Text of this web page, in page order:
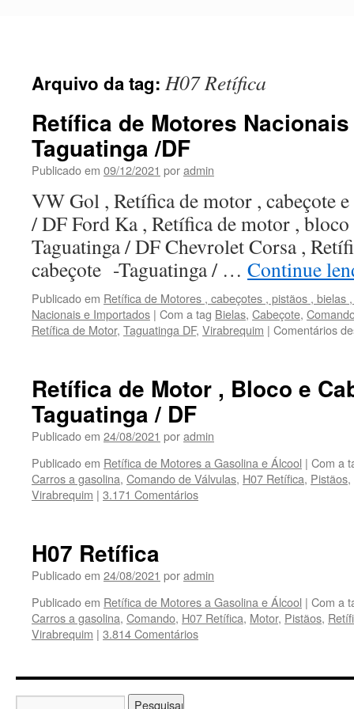
Arquivo da tag: H07 Retífica
Retífica de Motores
Taguatinga /DF
Publicado em 09/12/2021 poradmin
VW Gol , Retífica de motor , cabeçote
/ DF Ford Ka , Retífica de motor ,
Taguatinga / DF Chevrolet Corsa ,
cabeçote -Taguatinga / … Continue
Publicado em Retífica de Motores , cabeçotes , pistãos , bielas
Nacionais e Importados | Com a tag Bielas, Cabeçote,
Retífica de Motor, Taguatinga DF, Virabrequim | Comentários
Retífica de Motor , Bloco e
Taguatinga / DF
Publicado em 24/08/2021 poradmin
Publicado em Retífica de Motores a Gasolina e Álcool | Com a
Carros a gasolina, Comando de Válvulas, H07 Retífica, Pistãos,
Virabrequim | 3.171 Comentários
H07 Retífica
Publicado em 24/08/2021 poradmin
Publicado em Retífica de Motores a Gasolina e Álcool | Com a
Carros a gasolina, Comando, H07 Retífica, Motor, Pistãos,
Virabrequim | 3.814 Comentários